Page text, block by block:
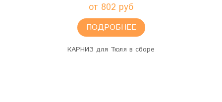
от 802 руб
ПОДРОБНЕЕ
КАРНИЗ для Тюля в сборе